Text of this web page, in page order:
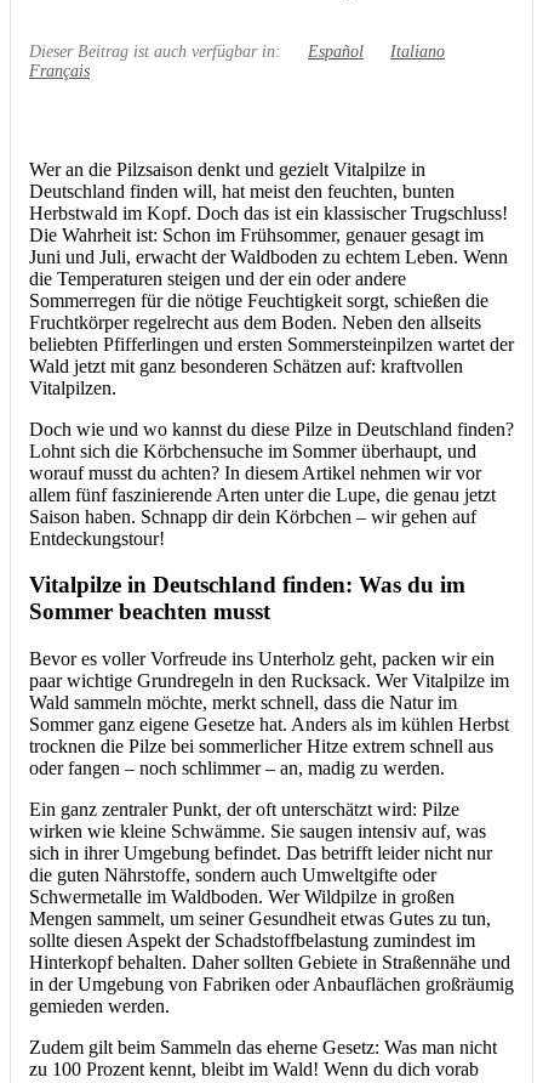
Dieser Beitrag ist auch verfügbar in: Español
Italiano
Français
Wer an die Pilzsaison denkt und gezielt Vitalpilze in
Deutschland finden will, hat meist den feuchten, bunten
Herbstwald im Kopf. Doch das ist ein klassischer Trugschluss!
Die Wahrheit ist: Schon im Frühsommer, genauer gesagt im
Juni und Juli, erwacht der Waldboden zu echtem Leben. Wenn
die Temperaturen steigen und der ein oder andere
Sommerregen für die nötige Feuchtigkeit sorgt, schießen die
Fruchtkörper regelrecht aus dem Boden. Neben den allseits
beliebten Pfifferlingen und ersten Sommersteinpilzen wartet der
Wald jetzt mit ganz besonderen Schätzen auf: kraftvollen
Vitalpilzen.
Doch wie und wo kannst du diese Pilze in Deutschland finden?
Lohnt sich die Körbchensuche im Sommer überhaupt, und
worauf musst du achten? In diesem Artikel nehmen wir vor
allem fünf faszinierende Arten unter die Lupe, die genau jetzt
Saison haben. Schnapp dir dein Körbchen – wir gehen auf
Entdeckungstour!
Vitalpilze in Deutschland finden: Was du im
Sommer beachten musst
Bevor es voller Vorfreude ins Unterholz geht, packen wir ein
paar wichtige Grundregeln in den Rucksack. Wer Vitalpilze im
Wald sammeln möchte, merkt schnell, dass die Natur im
Sommer ganz eigene Gesetze hat. Anders als im kühlen Herbst
trocknen die Pilze bei sommerlicher Hitze extrem schnell aus
oder fangen – noch schlimmer – an, madig zu werden.
Ein ganz zentraler Punkt, der oft unterschätzt wird: Pilze
wirken wie kleine Schwämme. Sie saugen intensiv auf, was
sich in ihrer Umgebung befindet. Das betrifft leider nicht nur
die guten Nährstoffe, sondern auch Umweltgifte oder
Schwermetalle im Waldboden. Wer Wildpilze in großen
Mengen sammelt, um seiner Gesundheit etwas Gutes zu tun,
sollte diesen Aspekt der Schadstoffbelastung zumindest im
Hinterkopf behalten. Daher sollten Gebiete in Straßennähe und
in der Umgebung von Fabriken oder Anbauflächen großräumig
gemieden werden.
Zudem gilt beim Sammeln das eherne Gesetz: Was man nicht
zu 100 Prozent kennt, bleibt im Wald! Wenn du dich vorab